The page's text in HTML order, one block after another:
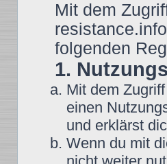
Mit dem
folgenden
1.
Mit dem
einen
und erklärst
Wenn du mit